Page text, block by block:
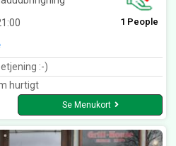
1 People
:-)
hurtigt
Se Menukort